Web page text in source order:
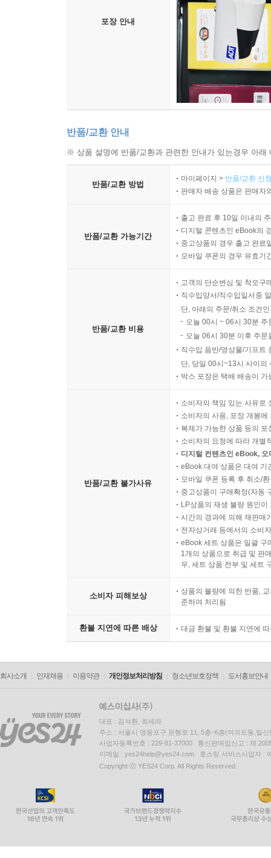
포장 안내
반품/교환 안내
※ 상품 설명에 반품/교환과 관련한 안내가 있는경우 아
반품/교환 방법
마이페이지 > 반품/교환 신
판매자 배송 상품은 판매자
반품/교환 가능기간
출고 완료 후 10일 이내의
디지털 콘텐츠인 eBook의
중고상품의 경우 출고 완료
모바일 쿠폰의 경우 유효기
반품/교환 비용
고객의 단순변심 및 착오구
직수입양서/직수입일서중
단, 아래의 주문/취소 조건
오늘 00시 ~ 06시 30분
오늘 06시 30분 이후 주
직수입 음반/영상물/기프트
단, 당일 00시~13시 사이의
박스 포장은 택배 배송이
반품/교환 불가사유
소비자의 책임 있는 사유로
소비자의 사용, 포장 개봉
복제가 가능한 상품 등의
소비자의 요청에 따라 개별
디지털 컨텐츠인 eBook,
eBook 대여 상품은 대여 기
모바일 쿠폰 등록 후 취소/
중고상품이 구매확정(자동
LP상품의 재생 불량 원인
시간의 경과에 의해 재판매
전자상거래 등에서의 소비
eBook 세트 상품은 일괄 구
1개의 상품으로 취급 및 판
우, 세트 상품 전부 및 세트
소비자 피해보상
상품의 불량에 의한 반품,
준하여 처리됨
환불 지연에 따른 배상 대금 환불 및 환불 지연에
회사소개 인재채용 이용약관 개인정보처리방침 청소년보호정책 도서홍보안내
대표 : 김석환, 최세라
주소 : 서울시 영등포구 은행로 11, 5층~6층(여의도동,일신
사업자등록번호 : 229-81-37000 통신판매업신고 : 제
이메일 : yes24help@yes24.com 호스팅 서비스사업자 :
Copyright ⓒ YES24 Corp. All Rights Reserved.